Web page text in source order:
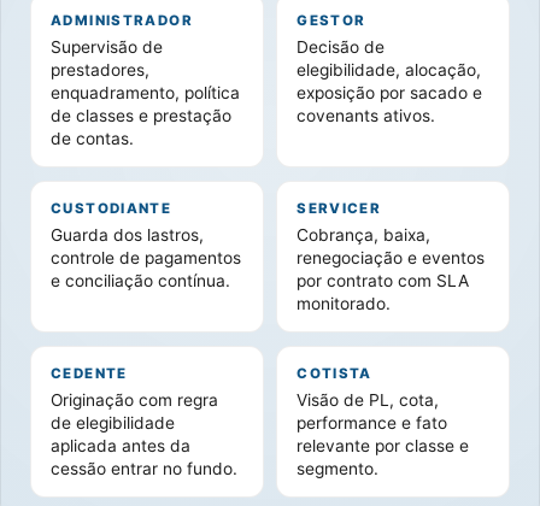
ADMINISTRADOR
Supervisão de
prestadores,
enquadramento, política
de classes e prestação
de contas.
GESTOR
Decisão de
elegibilidade, alocação,
exposição por sacado e
covenants ativos.
CUSTODIANTE
Guarda dos lastros,
controle de pagamentos
e conciliação contínua.
SERVICER
Cobrança, baixa,
renegociação e eventos
por contrato com SLA
monitorado.
CEDENTE
Originação com regra
de elegibilidade
aplicada antes da
cessão entrar no fundo.
COTISTA
Visão de PL, cota,
performance e fato
relevante por classe e
segmento.